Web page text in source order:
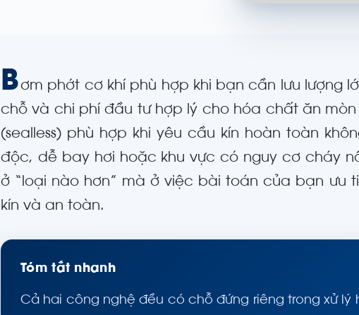
Bơm phớt cơ khí phù hợp khi bạn cần lưu lượng
chỗ và chi phí đầu tư hợp lý cho hóa chất ăn
(sealless) phù hợp khi yêu cầu kín hoàn toàn
độc, dễ bay hơi hoặc khu vực có nguy cơ cháy
ở “loại nào hơn” mà ở việc bài toán của bạn ưu
kín và an toàn.
Tóm tắt nhanh
Cả hai công nghệ đều có chỗ đứng riêng trong xử